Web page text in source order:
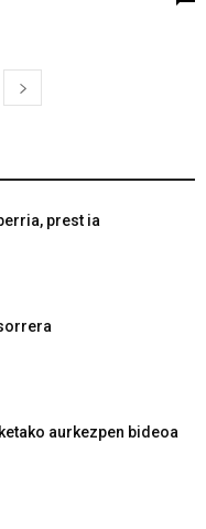
prest ia
aurkezpen bideoa